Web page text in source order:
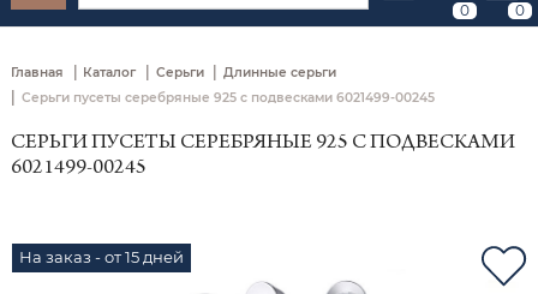
0 0
Главная | Каталог | Серьги | Длинные серьги
| Серьги пусеты серебряные 925 с подвесками 6021499-00245
СЕРЬГИ ПУСЕТЫ СЕРЕБРЯНЫЕ 925 С ПОДВЕСКАМИ
6021499-00245
На заказ - от 15 дней